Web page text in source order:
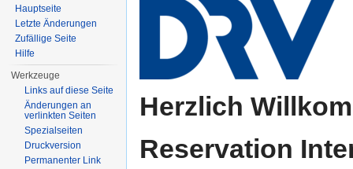
Herzlich
Reservation
Hauptseite
Letzte Änderungen
Zufällige Seite
Hilfe
Werkzeuge
Links auf diese Seite
Änderungen an
verlinkten Seiten
Spezialseiten
Druckversion
Permanenter Link